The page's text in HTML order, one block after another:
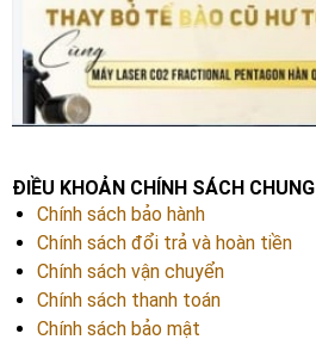
ĐIỀU KHOẢN CHÍNH SÁCH CHUNG
Chính sách bảo hành
Chính sách đổi trả và hoàn tiền
Chính sách vận chuyển
Chính sách thanh toán
Chính sách bảo mật